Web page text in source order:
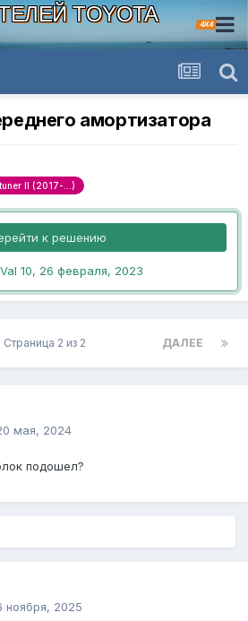
TOYOTA
4X4
амортизатора
II (2017-...)
к решению
10, 26 февраля, 2023
ДАЛЕЕ
Страница 2 из 2
мая, 2024
подошел?
ноября, 2025